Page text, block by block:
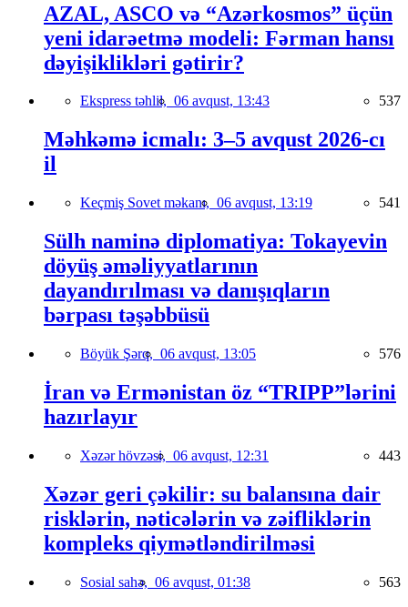
AZAL, ASCO və “Azərkosmos” üçün
yeni idarəetmə modeli: Fərman hansı
dəyişiklikləri gətirir?
Ekspress təhlil, 06 avqust, 13:43 537
Məhkəmə icmalı: 3–5 avqust 2026-cı
il
Keçmiş Sovet məkanı, 06 avqust, 13:19 541
Sülh naminə diplomatiya: Tokayevin
döyüş əməliyyatlarının
dayandırılması və danışıqların
bərpası təşəbbüsü
Böyük Şərq, 06 avqust, 13:05 576
İran və Ermənistan öz “TRIPP”lərini
hazırlayır
Xəzər hövzəsi, 06 avqust, 12:31 443
Xəzər geri çəkilir: su balansına dair
risklərin, nəticələrin və zəifliklərin
kompleks qiymətləndirilməsi
Sosial sahə, 06 avqust, 01:38 563